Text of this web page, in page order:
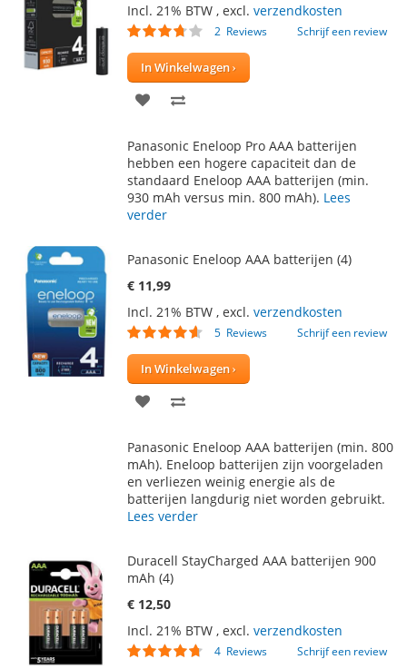
Incl. 21% BTW , excl. verzendkosten
Waardering:
2 Reviews Schrijf een review
In Winkelwagen
VOEG
AAN
VERLANGLIJST
TE
VERGELIJKEN
Panasonic Eneloop Pro AAA batterijen
hebben een hogere capaciteit dan de
standaard Eneloop AAA batterijen (min.
930 mAh versus min. 800 mAh). Lees
verder
Panasonic Eneloop AAA batterijen (4)
€ 11,99
Incl. 21% BTW , excl. verzendkosten
Waardering:
5 Reviews Schrijf een review
In Winkelwagen
VOEG
AAN
VERLANGLIJST
TE
VERGELIJKEN
Panasonic Eneloop AAA batterijen (min. 800
mAh). Eneloop batterijen zijn voorgeladen
en verliezen weinig energie als de
batterijen langdurig niet worden gebruikt.
Lees verder
Duracell StayCharged AAA batterijen 900
mAh (4)
€ 12,50
Incl. 21% BTW , excl. verzendkosten
Waardering:
4 Reviews Schrijf een review